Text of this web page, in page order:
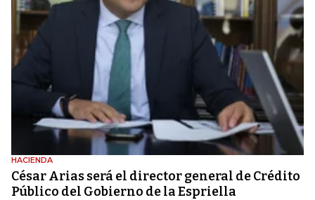
HACIENDA
César Arias será el director general de Crédito
Público del Gobierno de la Espriella